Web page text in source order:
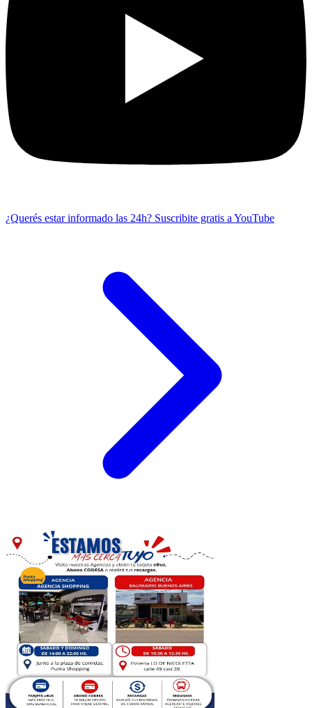
¿Querés estar informado las 24h? Suscribite gratis a YouTube